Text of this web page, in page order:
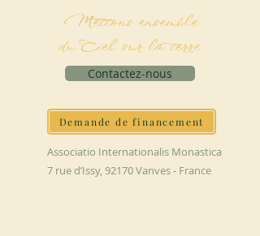
Mettons ensemble
du Ciel sur la terre
Contactez-nous
Demande de financement
Associatio Internationalis Monastica
7 rue d’Issy, 92170 Vanves - France